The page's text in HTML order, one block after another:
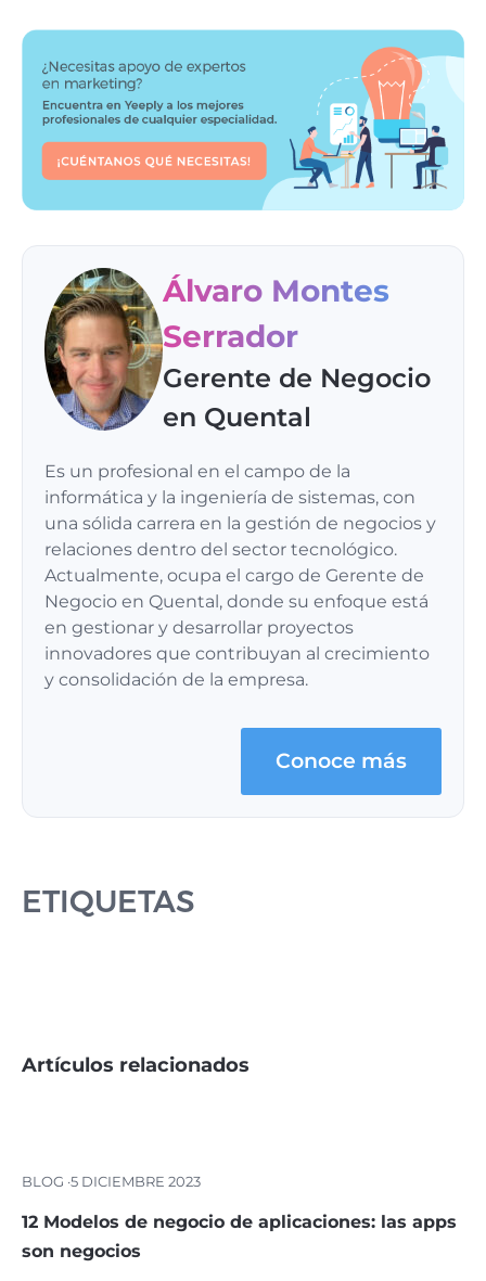
Álvaro Montes
Serrador
Gerente de Negocio
en Quental
Es un profesional en el campo de la
informática y la ingeniería de sistemas, con
una sólida carrera en la gestión de negocios y
relaciones dentro del sector tecnológico.
Actualmente, ocupa el cargo de Gerente de
Negocio en Quental, donde su enfoque está
en gestionar y desarrollar proyectos
innovadores que contribuyan al crecimiento
y consolidación de la empresa.
Conoce más
ETIQUETAS
Artículos relacionados
BLOG ·5 DICIEMBRE 2023
12 Modelos de negocio de aplicaciones: las apps
son negocios